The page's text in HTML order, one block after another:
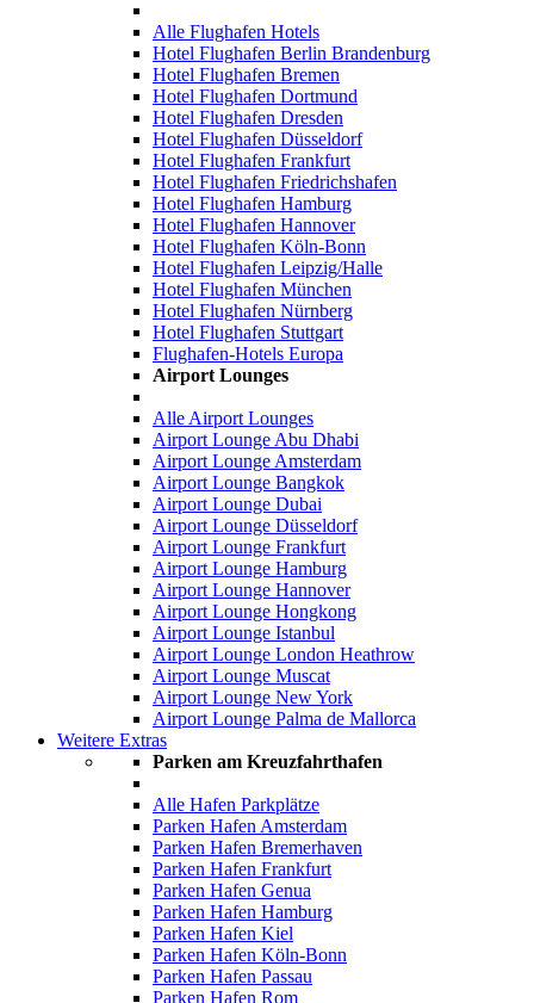
Alle Flughafen Hotels
Hotel Flughafen Berlin Brandenburg
Hotel Flughafen Bremen
Hotel Flughafen Dortmund
Hotel Flughafen Dresden
Hotel Flughafen Düsseldorf
Hotel Flughafen Frankfurt
Hotel Flughafen Friedrichshafen
Hotel Flughafen Hamburg
Hotel Flughafen Hannover
Hotel Flughafen Köln-Bonn
Hotel Flughafen Leipzig/Halle
Hotel Flughafen München
Hotel Flughafen Nürnberg
Hotel Flughafen Stuttgart
Flughafen-Hotels Europa
Airport Lounges
Alle Airport Lounges
Airport Lounge Abu Dhabi
Airport Lounge Amsterdam
Airport Lounge Bangkok
Airport Lounge Dubai
Airport Lounge Düsseldorf
Airport Lounge Frankfurt
Airport Lounge Hamburg
Airport Lounge Hannover
Airport Lounge Hongkong
Airport Lounge Istanbul
Airport Lounge London Heathrow
Airport Lounge Muscat
Airport Lounge New York
Airport Lounge Palma de Mallorca
Weitere Extras
Parken am Kreuzfahrthafen
Alle Hafen Parkplätze
Parken Hafen Amsterdam
Parken Hafen Bremerhaven
Parken Hafen Frankfurt
Parken Hafen Genua
Parken Hafen Hamburg
Parken Hafen Kiel
Parken Hafen Köln-Bonn
Parken Hafen Passau
Parken Hafen Rom